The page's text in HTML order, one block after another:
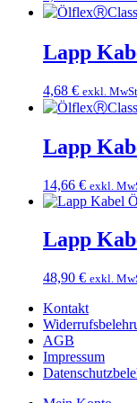
Lapp
4,68 € exkl. MwSt
Lapp
14,66 € exkl.
Lapp
48,90 € exkl.
Kontakt
AGB
Impressum